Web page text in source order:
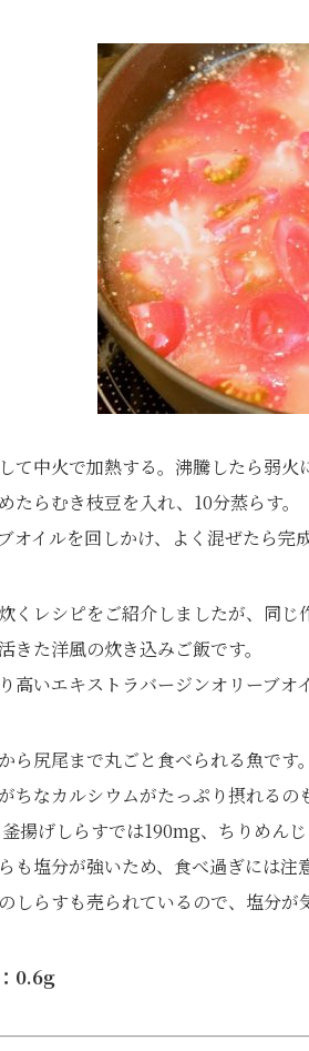
て中火で加熱する。沸騰したら弱火
たらむき枝豆を入れ、10分蒸らす。
オイルを回しかけ、よく混ぜたら完成
くレシピをご紹介しましたが、同
きた洋風の炊き込みご飯です。
高いエキストラバージンオリーブオ
ら尻尾まで丸ごと食べられる魚です。
ちなカルシウムがたっぷり摂れるの
揚げしらすでは190mg、ちりめん
も塩分が強いため、食べ過ぎには注
しらすも売られているので、塩分が
0.6g